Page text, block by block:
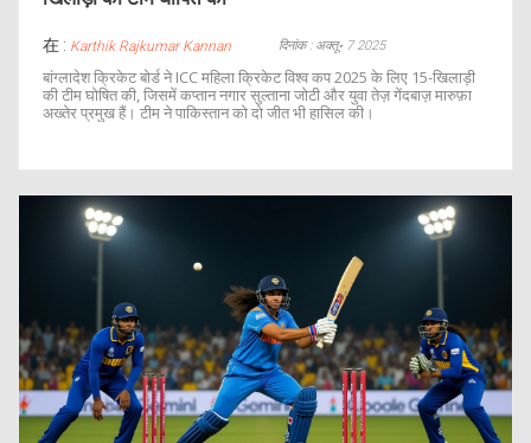
在 : Karthik Rajkumar Kannan दिनांक : अक्तू॰ 7 2025
बांग्लादेश क्रिकेट बोर्ड ने ICC महिला क्रिकेट विश्व कप 2025 के लिए 15-खिलाड़ी
की टीम घोषित की, जिसमें कप्तान नगार सुल्ताना जोटी और युवा तेज़ गेंदबाज़ मारुफ़ा
अख्तेर प्रमुख हैं। टीम ने पाकिस्तान को दो जीत भी हासिल की।